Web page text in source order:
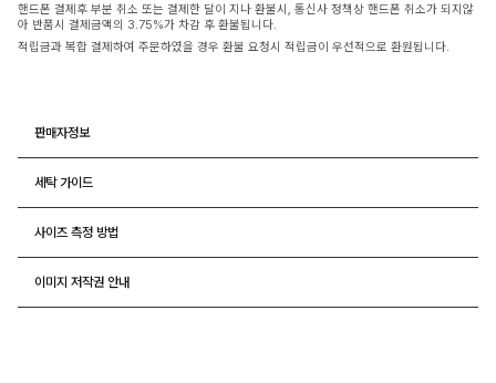
핸드폰 결제후 부분 취소 또는 결제한 달이 지나 환불시, 통신사 정책상 핸드폰 취소가 되지않
아 반품시 결제금액의 3.75%가 차감 후 환불됩니다.
적립금과 복합 결제하여 주문하였을 경우 환불 요청시 적립금이 우선적으로 환원됩니다.
판매자정보
세탁 가이드
사이즈 측정 방법
이미지 저작권 안내